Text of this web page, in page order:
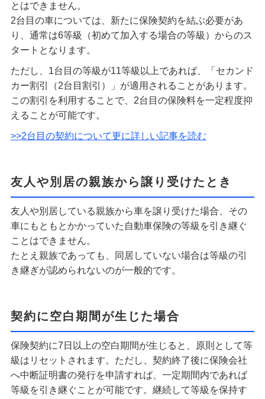
とはできません。
2台目の車については、新たに保険契約を結ぶ必要があ
り、通常は6等級（初めて加入する場合の等級）からのス
タートとなります。
ただし、1台目の等級が11等級以上であれば、「セカンド
カー割引（2台目割引）」が適用されることがあります。
この割引を利用することで、2台目の保険料を一定程度抑
えることが可能です。
>>2台目の契約について更に詳しい記事を読む
友人や別居の親族から譲り受けたとき
友人や別居している親族から車を譲り受けた場合、その
車にもともとかかっていた自動車保険の等級を引き継ぐ
ことはできません。
たとえ親族であっても、同居していない場合は等級の引
き継ぎが認められないのが一般的です。
契約に空白期間が生じた場合
保険契約に7日以上の空白期間が生じると、原則として等
級はリセットされます。ただし、契約終了後に保険会社
へ中断証明書の発行を申請すれば、一定期間内であれば
等級を引き継ぐことが可能です。継続して等級を保持す